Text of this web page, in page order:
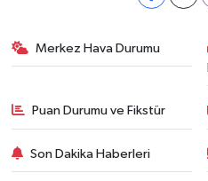
Merkez Hava Durumu
Puan Durumu ve Fikstür
Son Dakika Haberleri